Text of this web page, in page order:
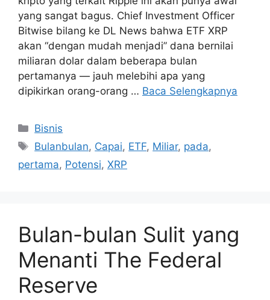
yang sangat bagus. Chief Investment Officer
Bitwise bilang ke DL News bahwa ETF XRP
akan “dengan mudah menjadi” dana bernilai
miliaran dolar dalam beberapa bulan
pertamanya — jauh melebihi apa yang
dipikirkan orang-orang … Baca Selengkapnya
Kategori
Bisnis
Tag
Bulanbulan, Capai, ETF, Miliar, pada,
pertama, Potensi, XRP
Bulan-bulan Sulit yang
Menanti The Federal
Reserve